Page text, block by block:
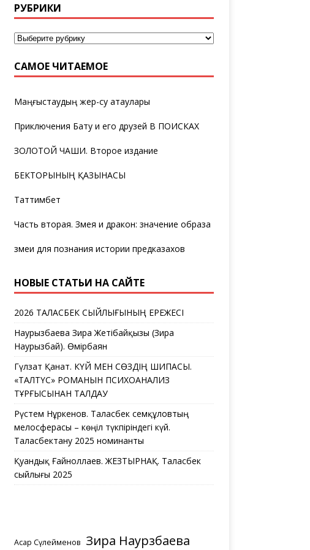
РУБРИКИ
САМОЕ ЧИТАЕМОЕ
Маңғыстаудың жер-су атаулары
Приключения Бату и его друзей В ПОИСКАХ
ЗОЛОТОЙ ЧАШИ. Второе издание
БЕКТОРЫНЫҢ ҚАЗЫНАСЫ
Таттимбет
Часть вторая. Змея и дракон: значение образа
змеи для познания истории предказахов
НОВЫЕ СТАТЬИ НА САЙТЕ
2026 ТАЛАСБЕК СЫЙЛЫҒЫНЫҢ ЕРЕЖЕСІ
Наурызбаева Зира Жетібайқызы (Зира
Наурызбай). Өмірбаян
Гүлзат Қанат. КҮЙ МЕН СӨЗДІҢ ШИПАСЫ.
«ТАЛТҮС» РОМАНЫН ПСИХОАНАЛИЗ
ТҰРҒЫСЫНАН ТАЛДАУ
Рүстем Нұркенов. Таласбек Әсемқұловтың
мелосферасы – көңіл түкпіріндегі күй.
Таласбектану 2025 номинанты
Қуандық Ғайноллаев. ЖЕЗТЫРНАҚ. Таласбек
сыйлығы 2025
Асқар Сүлейменов Зира Наурзбаева